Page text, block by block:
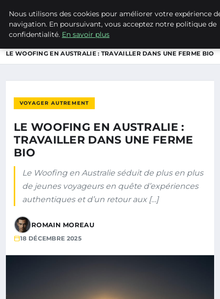
NATURE EN LORRAINE
LE WOOFING EN AUSTRALIE : TRAVAILLER DANS UNE FERME BIO
VOYAGER AUTREMENT
LE WOOFING EN AUSTRALIE :
TRAVAILLER DANS UNE FERME
BIO
Le Woofing en Australie séduit de plus en plus
de jeunes voyageurs en quête d’expériences
authentiques et d’un retour aux […]
ROMAIN MOREAU
18 DÉCEMBRE 2025
Nous utilisons des cookies pour améliorer votre expérience
navigation. En poursuivant, vous acceptez notre politique de
confidentialité. En savoir plus